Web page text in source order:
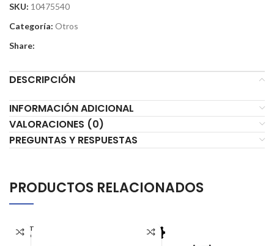
SKU: 10475540
Categoría: Otros
Share:
DESCRIPCIÓN
INFORMACIÓN ADICIONAL
VALORACIONES (0)
PREGUNTAS Y RESPUESTAS
PRODUCTOS RELACIONADOS
AGOT
ADO